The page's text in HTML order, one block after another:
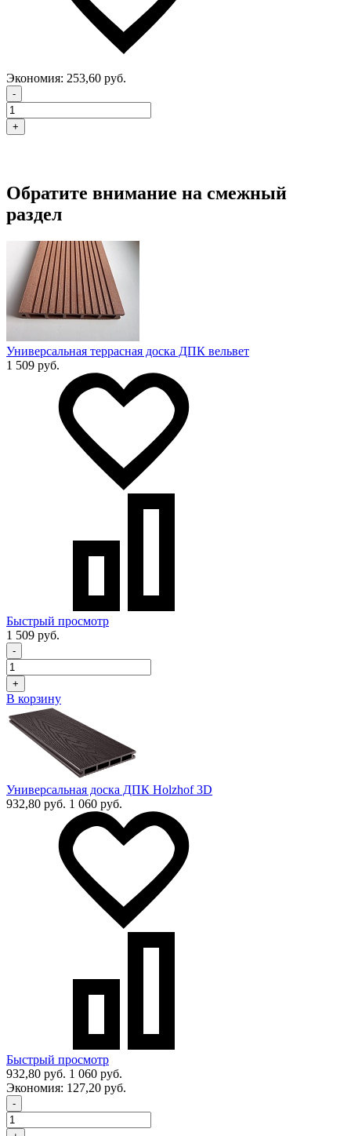
Экономия: 253,60 руб.
-
+
Обратите внимание на смежный
раздел
Универсальная террасная доска ДПК вельвет
1 509 руб.
Быстрый просмотр
1 509 руб.
-
+
В корзину
Универсальная доска ДПК Holzhof 3D
932,80 руб. 1 060 руб.
Быстрый просмотр
932,80 руб. 1 060 руб.
Экономия: 127,20 руб.
-